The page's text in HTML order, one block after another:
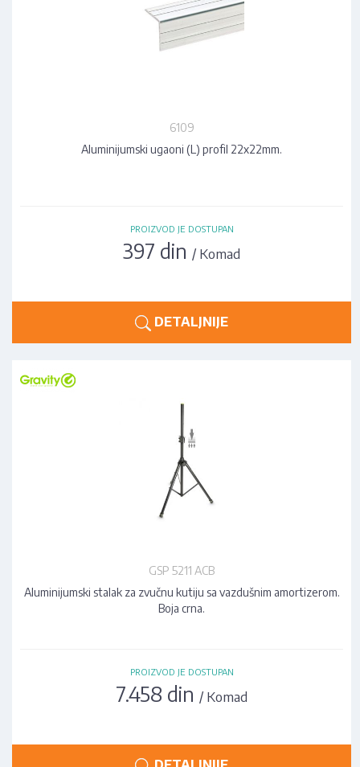
6109
Aluminijumski ugaoni (L) profil 22x22mm.
PROIZVOD JE DOSTUPAN
397 din / Komad
DETALJNIJE
GSP 5211 ACB
Aluminijumski stalak za zvučnu kutiju sa vazdušnim amortizerom.
Boja crna.
PROIZVOD JE DOSTUPAN
7.458 din / Komad